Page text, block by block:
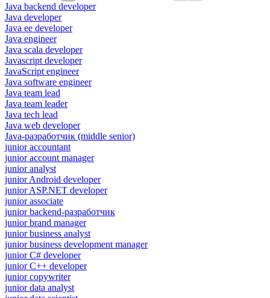
Java backend developer
Java developer
Java ee developer
Java engineer
Java scala developer
Javascript developer
JavaScript engineer
Java software engineer
Java team lead
Java team leader
Java tech lead
Java web developer
Java-разработчик (middle senior)
junior accountant
junior account manager
junior analyst
junior Android developer
junior ASP.NET developer
junior associate
junior backend-разработчик
junior brand manager
junior business analyst
junior business development manager
junior C# developer
junior C++ developer
junior copywriter
junior data analyst